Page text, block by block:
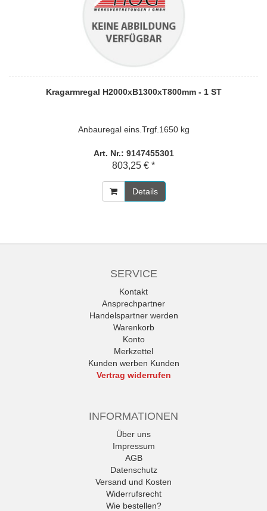
Kragarmregal H2000xB1300xT800mm - 1 ST
Anbauregal eins.Trgf.1650 kg
Art. Nr.: 9147455301
803,25 € *
Details
SERVICE
Kontakt
Ansprechpartner
Handelspartner werden
Warenkorb
Konto
Merkzettel
Kunden werben Kunden
Vertrag widerrufen
INFORMATIONEN
Über uns
Impressum
AGB
Datenschutz
Versand und Kosten
Widerrufsrecht
Wie bestellen?